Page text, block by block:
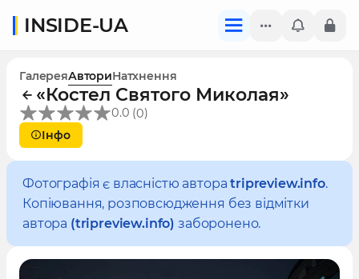
INSIDE-UA
ГалереяАвториНатхнення
«Костел Святого Миколая»
0.0 (0)
Інфо
Фотографія є власністю автораtripreview.info.
Копіювання, розповсюдження без відмітки
автора (tripreview.info) заборонено.